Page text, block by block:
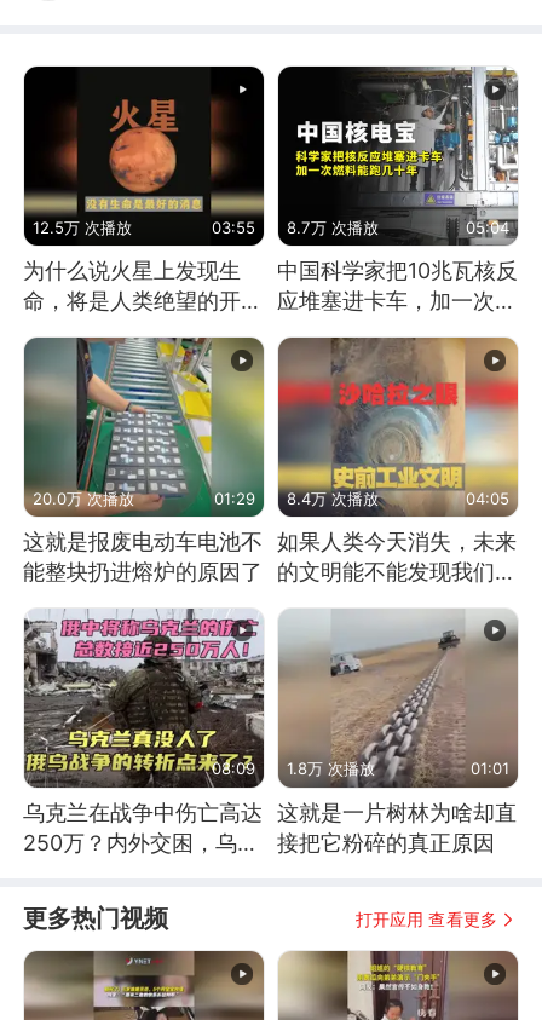
12.5万 次播放 03:55
为什么说火星上发现生
命，将是人类绝望的开
始？
8.7万 次播放 05:04
中国科学家把10兆瓦核反
应堆塞进卡车，加一次燃
料能跑几十年
20.0万 次播放 01:29
这就是报废电动车电池不
能整块扔进熔炉的原因了
8.4万 次播放 04:05
如果人类今天消失，未来
的文明能不能发现我们存
08:09
乌克兰在战争中伤亡高达
250万？内外交困，乌克
1.8万 次播放 01:01
这就是一片树林为啥却直
接把它粉碎的真正原因
更多热门视频 打开应用 查看更多